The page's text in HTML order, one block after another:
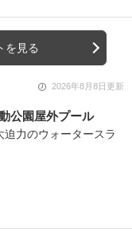
を見る
2026年8月8日更新
公園屋外プール
迫力のウォータースラ